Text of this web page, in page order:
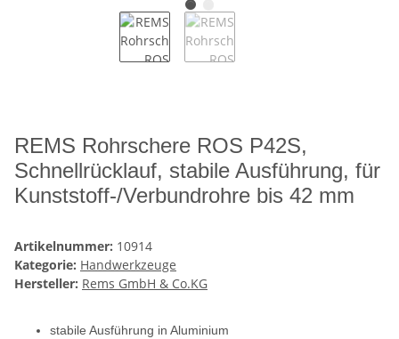
REMS Rohrschere ROS P42S,
Schnellrücklauf, stabile Ausführung, für
Kunststoff-/Verbundrohre bis 42 mm
Artikelnummer: 10914
Kategorie: Handwerkzeuge
Hersteller: Rems GmbH & Co.KG
stabile Ausführung in Aluminium